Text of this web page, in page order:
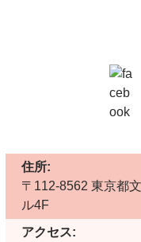
住所:
〒112-8562 東京都
ル4F
アクセス: